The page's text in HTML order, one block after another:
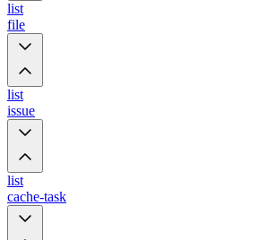
list
file
list
issue
list
cache-task